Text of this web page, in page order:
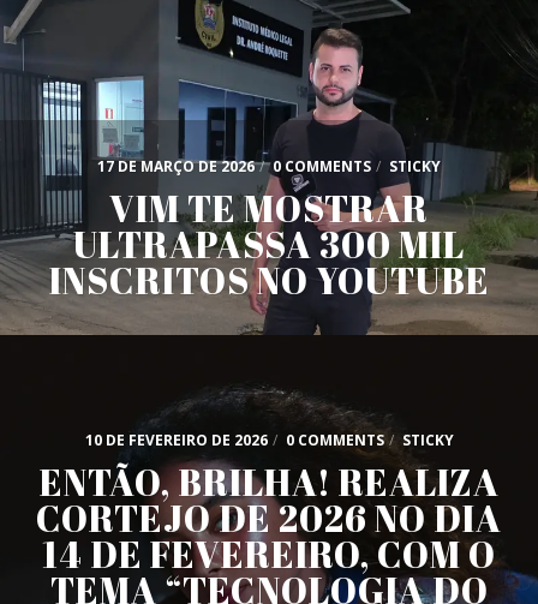
17 DE MARÇO DE 2026 / 0 COMMENTS / STICKY
VIM TE MOSTRAR
ULTRAPASSA 300 MIL
INSCRITOS NO YOUTUBE
10 DE FEVEREIRO DE 2026 / 0 COMMENTS / STICKY
ENTÃO, BRILHA! REALIZA
CORTEJO DE 2026 NO DIA
14 DE FEVEREIRO, COM O
TEMA “TECNOLOGIA DO